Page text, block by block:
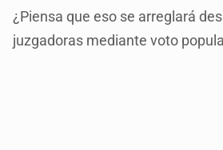
¿Piensa que eso se arreglará
juzgadoras mediante voto